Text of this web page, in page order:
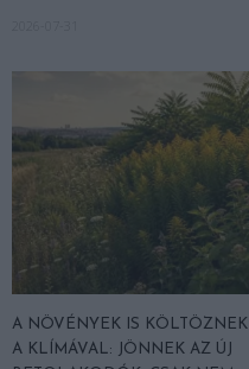
A NÖVÉNYEK IS KÖLTÖZNEK
A KLÍMÁVAL: JÖNNEK AZ ÚJ